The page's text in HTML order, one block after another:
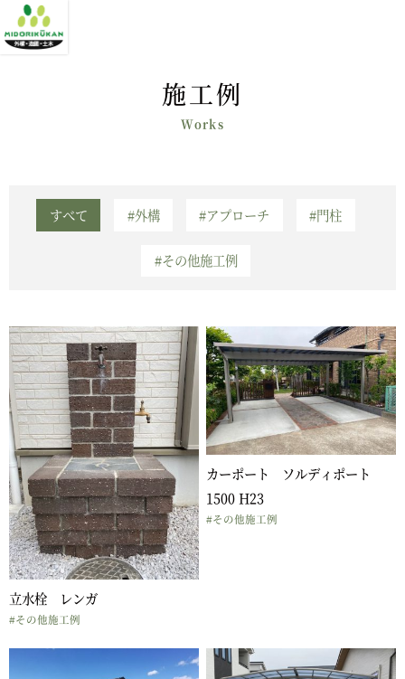
施工例
すべて #外構 #アプローチ #門柱
#その他施工例
立水栓 レンガ
#その他施工例
カーポート ソルディポート
1500 H23
#その他施工例